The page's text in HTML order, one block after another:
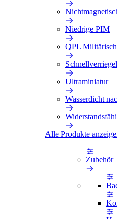
Niedrige PIM
QPL Militärisch
Ultraminiatur
Wasserdicht
Alle Produkte
Zubehör